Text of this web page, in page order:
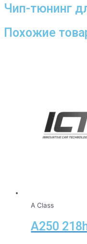
Чип-тюнинг
Похожие
A Class
A250